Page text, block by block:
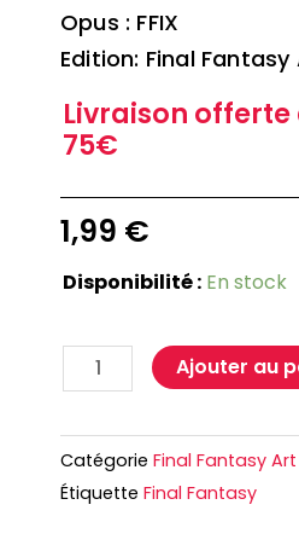
Opus : FFIX
Edition: Final
Livraison
75€
1,99 €
Disponibilité : En stock
Ajouter au
Catégorie Final Fantasy
Étiquette Final Fantasy